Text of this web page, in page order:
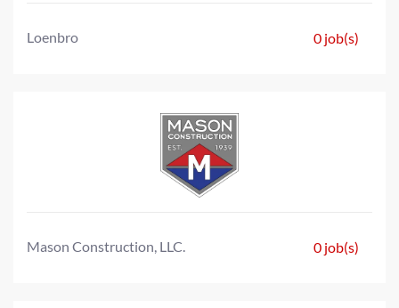
Loenbro 0 job(s)
Mason Construction, LLC. 0 job(s)